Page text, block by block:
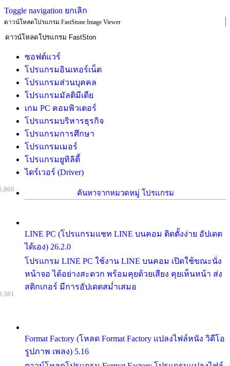
Toggle navigation ยกเลิก
ดาวน์โหลดโปรแกรม FastStone Image Viewer
ซอฟต์แวร์
โปรแกรมอินเทอร์เน็ต
โปรแกรมส่วนบุคคล
โปรแกรมมัลติมีเดีย
เกม PC คอมพิวเตอร์
โปรแกรมบริหารธุรกิจ
โปรแกรมการศึกษา
โปรแกรมเมอร์
โปรแกรมยูทิลิตี้
ไดร์เวอร์ (Driver)
ค้นหาจากหมวดหมู่ โปรแกรม
LINE PC (โปรแกรมแชท LINE บนคอม ติดตั้งง่าย อัปเดต
ได้เอง) 26.2.0
โปรแกรม LINE PC ใช้งาน LINE บนคอม เปิดใช้ขณะนั่ง
หน้าจอ ได้อย่างสะดวก พร้อมคุยด้วยเสียง คุยเห็นหน้า ส่ง
สติกเกอร์ มีการอัปเดตสม่ำเสมอ
Format Factory (โหลด Format Factory แปลงไฟล์หนัง วิดีโอ
รูปภาพ เพลง) 5.16